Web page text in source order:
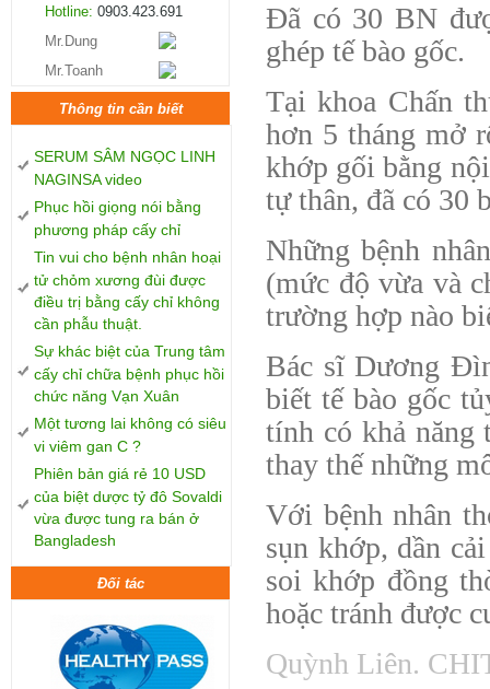
Hotline: 0903.423.691
Mr.Dung
Mr.Toanh
Thông tin cần biết
SERUM SÂM NGỌC LINH
NAGINSA video
Phục hồi giọng nói bằng
phương pháp cấy chỉ
Tin vui cho bệnh nhân hoại
tử chỏm xương đùi được
điều trị bằng cấy chỉ không
cần phẫu thuật.
Sự khác biệt của Trung tâm
cấy chỉ chữa bệnh phục hồi
chức năng Vạn Xuân
Một tương lai không có siêu
vi viêm gan C ?
Phiên bản giá rẻ 10 USD
của biệt dược tỷ đô Sovaldi
vừa được tung ra bán ở
Bangladesh
Đối tác
Đã có 30 BN
ghép tế bào gốc.
Tại khoa Chấn
hơn 5 tháng mở
khớp gối bằng
tự thân, đã có 30
Những bệnh
(mức độ vừa và
trường hợp nào
Bác sĩ Dương
biết tế bào gốc
tính có khả năng
thay thế những
Với bệnh nhân
sụn khớp, dần
soi khớp đồng
hoặc tránh được
Quỳnh Liên.